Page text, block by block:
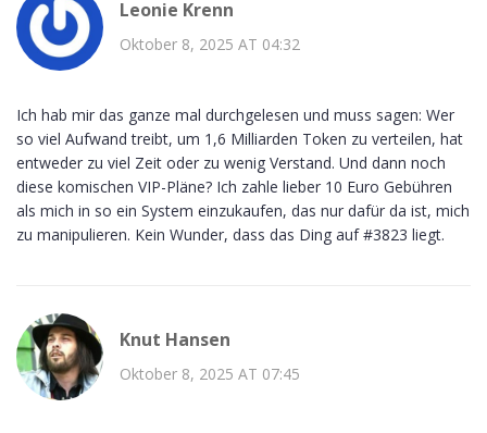
Leonie Krenn
Oktober 8, 2025 AT 04:32
Ich hab mir das ganze mal durchgelesen und muss sagen: Wer
so viel Aufwand treibt, um 1,6 Milliarden Token zu verteilen, hat
entweder zu viel Zeit oder zu wenig Verstand. Und dann noch
diese komischen VIP-Pläne? Ich zahle lieber 10 Euro Gebühren
als mich in so ein System einzukaufen, das nur dafür da ist, mich
zu manipulieren. Kein Wunder, dass das Ding auf #3823 liegt.
Knut Hansen
Oktober 8, 2025 AT 07:45